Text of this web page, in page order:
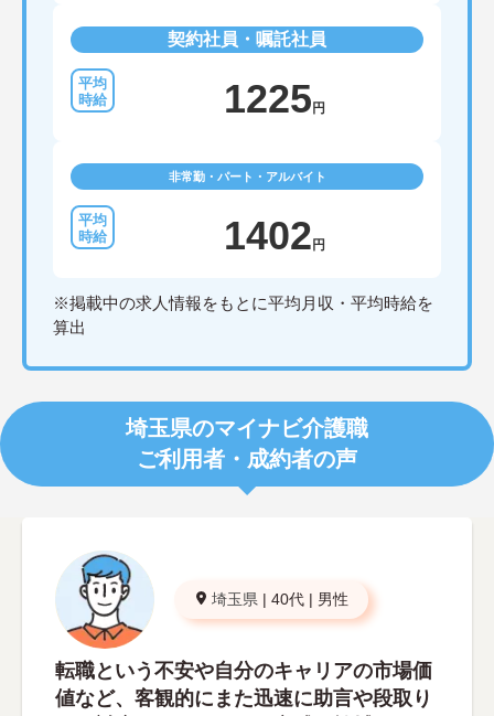
契約社員・嘱託社員
1225円
非常勤・パート・アルバイト
1402円
※掲載中の求人情報をもとに平均月収・平均時給を
算出
埼玉県のマイナビ介護職
ご利用者・成約者の声
埼玉県 | 40代 | 男性
転職という不安や自分のキャリアの市場価
値など、客観的にまた迅速に助言や段取り